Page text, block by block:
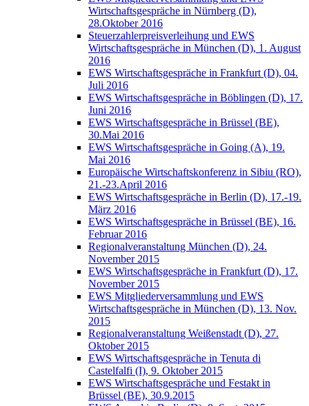
Wirtschaftsgespräche in Nürnberg (D),
28.Oktober 2016
Steuerzahlerpreisverleihung und EWS
Wirtschaftsgespräche in München (D), 1. August
2016
EWS Wirtschaftsgespräche in Frankfurt (D), 04.
Juli 2016
EWS Wirtschaftsgespräche in Böblingen (D), 17.
Juni 2016
EWS Wirtschaftsgespräche in Brüssel (BE),
30.Mai 2016
EWS Wirtschaftsgespräche in Going (A), 19.
Mai 2016
Europäische Wirtschaftskonferenz in Sibiu (RO),
21.-23.April 2016
EWS Wirtschaftsgespräche in Berlin (D), 17.-19.
März 2016
EWS Wirtschaftsgespräche in Brüssel (BE), 16.
Februar 2016
Regionalveranstaltung München (D), 24.
November 2015
EWS Wirtschaftsgespräche in Frankfurt (D), 17.
November 2015
EWS Mitgliederversammlung und EWS
Wirtschaftsgespräche in München (D), 13. Nov.
2015
Regionalveranstaltung Weißenstadt (D), 27.
Oktober 2015
EWS Wirtschaftsgespräche in Tenuta di
Castelfalfi (I), 9. Oktober 2015
EWS Wirtschaftsgespräche und Festakt in
Brüssel (BE), 30.9.2015